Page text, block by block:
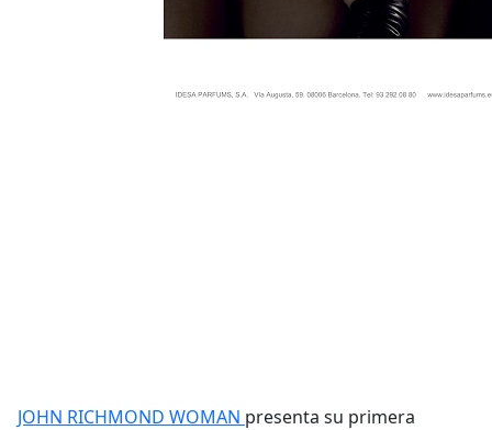
JOHN RICHMOND WOMAN presenta su primera